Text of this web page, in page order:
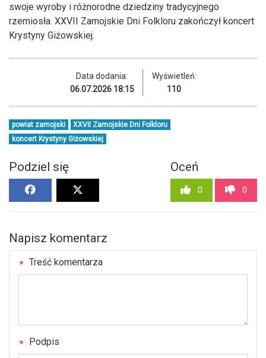
swoje wyroby i różnorodne dziedziny tradycyjnego
rzemiosła. XXVII Zamojskie Dni Folkloru zakończył koncert
Krystyny Giżowskiej.
Data dodania:
06.07.2026 18:15
Wyświetleń:
110
powiat zamojski
XXVII Zamojskie Dni Folkloru
koncert Krystyny Giżowskiej
Podziel się Oceń
0 0
Napisz komentarz
Treść komentarza
Podpis